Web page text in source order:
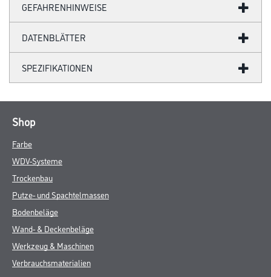
GEFAHRENHINWEISE
DATENBLÄTTER
SPEZIFIKATIONEN
Shop
Farbe
WDV-Systeme
Trockenbau
Putze- und Spachtelmassen
Bodenbeläge
Wand- & Deckenbeläge
Werkzeug & Maschinen
Verbrauchsmaterialien